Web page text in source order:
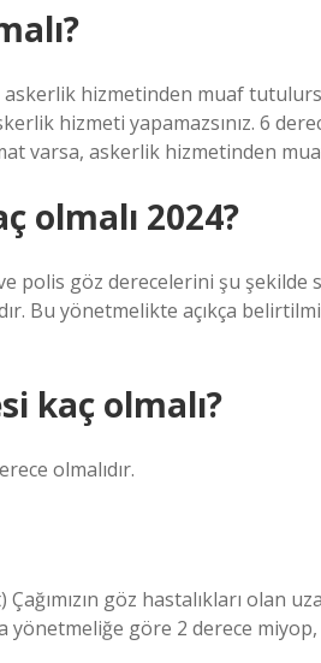
hizmetinden muaf
hizmeti yapamazsınız. 6
varsa, askerlik hizmetinden
olmalı 2024?
polis göz derecelerini şu şekilde
Bu yönetmelikte açıkça
kaç olmalı?
olmalıdır.
göz hastalıkları olan
göre 2 derece